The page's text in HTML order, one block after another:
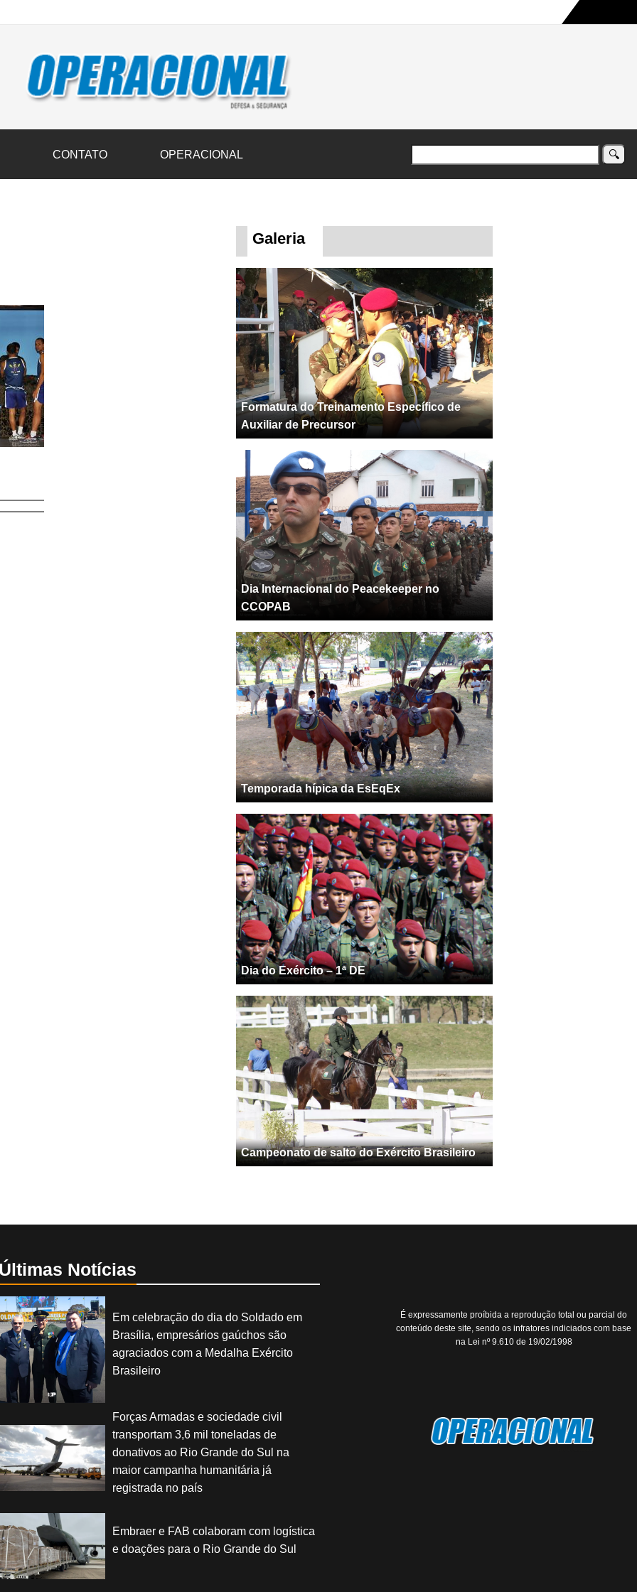
transportam 3,6 mil toneladas de donativos ao Rio Grande do Sul na maior campanha humanitária já registrada no país
CONTATO OPERACIONAL
Galeria
Formatura do Treinamento Específico de
Auxiliar de Precursor
Dia Internacional do Peacekeeper no
CCOPAB
Temporada hípica da EsEqEx
Dia do Exército – 1ª DE
Campeonato de salto do Exército Brasileiro
Últimas Notícias
Em celebração do dia do Soldado em
Brasília, empresários gaúchos são
agraciados com a Medalha Exército
Brasileiro
Forças Armadas e sociedade civil
transportam 3,6 mil toneladas de
donativos ao Rio Grande do Sul na
maior campanha humanitária já
registrada no país
Embraer e FAB colaboram com logística
e doações para o Rio Grande do Sul
É expressamente proíbida a reprodução total ou parcial do
conteúdo deste site, sendo os infratores indiciados com base
na Lei nº 9.610 de 19/02/1998